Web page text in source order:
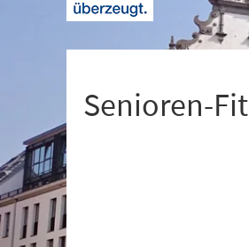
Senioren-Fit